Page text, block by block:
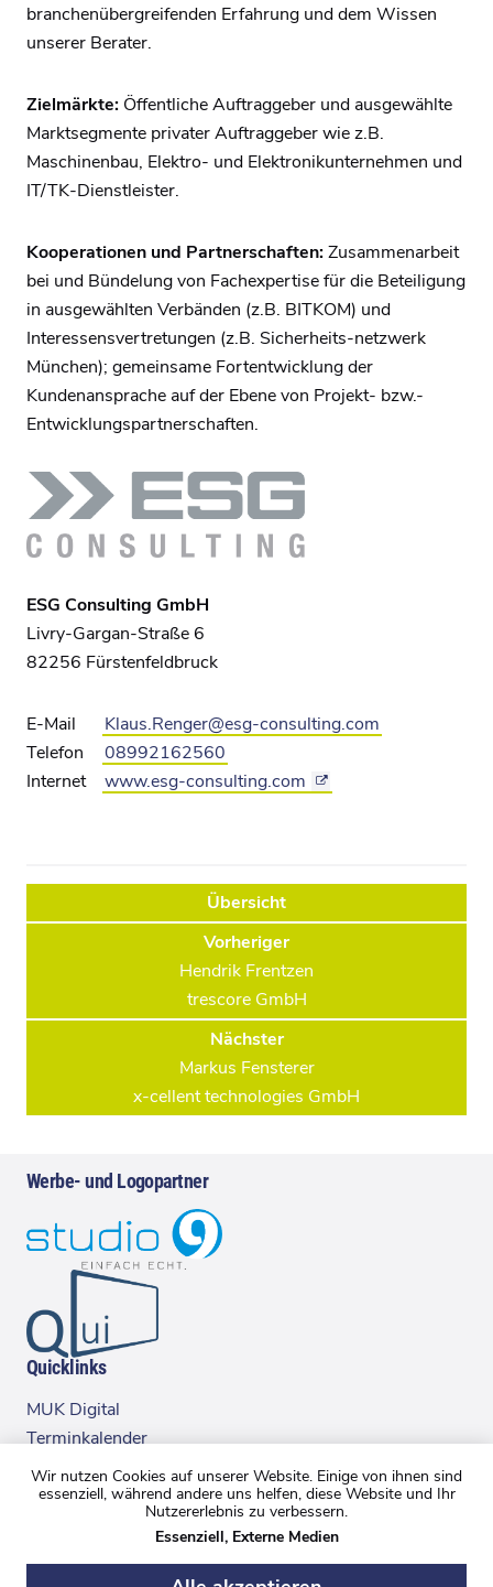
Wir nutzen Cookies auf unserer Website. Einige von ihnen sind
essenziell, während andere uns helfen, diese Website und Ihr
Nutzererlebnis zu verbessern.
Essenziell, Externe Medien
branchenübergreifenden Erfahrung und dem Wissen
unserer Berater.
Zielmärkte: Öffentliche Auftraggeber und ausgewählte
Marktsegmente privater Auftraggeber wie z.B.
Maschinenbau, Elektro- und Elektronikunternehmen und
IT/TK-Dienstleister.
Kooperationen und Partnerschaften:Zusammenarbeit
bei und Bündelung von Fachexpertise für die Beteiligung
in ausgewählten Verbänden (z.B. BITKOM) und
Interessensvertretungen (z.B. Sicherheits-netzwerk
München); gemeinsame Fortentwicklung der
Kundenansprache auf der Ebene von Projekt- bzw.-
Entwicklungspartnerschaften.
ESG Consulting GmbH
Livry-Gargan-Straße 6
82256 Fürstenfeldbruck
E-Mail
Klaus.Renger@esg-consulting.com
Telefon
08992162560
Internet
www.esg-consulting.com
Vorheriger
Hendrik Frentzen
trescore GmbH
Übersicht
Nächster
Markus Fensterer
x-cellent technologies GmbH
Werbe- und Logopartner
Quicklinks
MUK Digital
Terminkalender
Executive Club